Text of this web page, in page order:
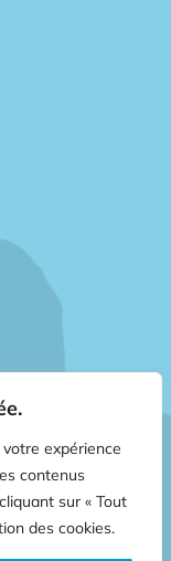
expérience
contenus
sur « Tout
des cookies.